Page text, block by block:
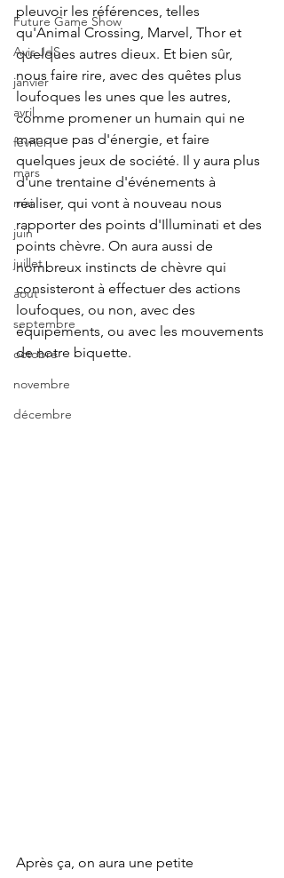
Future Game Show
Avis JdS
janvier
avril
fevrier
mars
mai
juin
juillet
aout
septembre
octobre
novembre
décembre
pleuvoir les références, telles
qu'Animal Crossing, Marvel, Thor et
quelques autres dieux. Et bien sûr,
nous faire rire, avec des quêtes plus
loufoques les unes que les autres,
comme promener un humain qui ne
manque pas d'énergie, et faire
quelques jeux de société. Il y aura plus
d'une trentaine d'événements à
réaliser, qui vont à nouveau nous
rapporter des points d'Illuminati et des
points chèvre. On aura aussi de
nombreux instincts de chèvre qui
consisteront à effectuer des actions
loufoques, ou non, avec des
équipements, ou avec les mouvements
de notre biquette.
Après ça, on aura une petite